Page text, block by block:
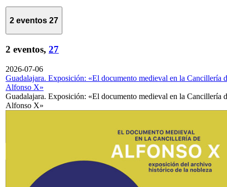
2 eventos 27
2 eventos, 27
2026-07-06
Guadalajara. Exposición: «El documento medieval en la Cancillería
Alfonso X»
Guadalajara. Exposición: «El documento medieval en la Cancillería
Alfonso X»